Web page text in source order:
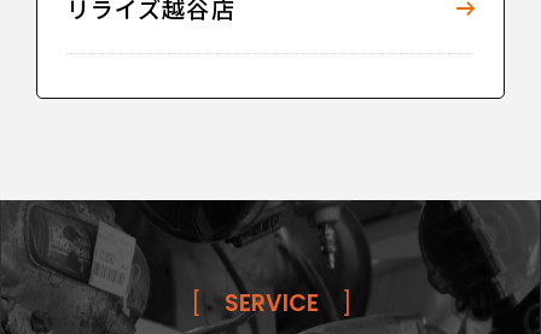
リライズ越谷店
SERVICE